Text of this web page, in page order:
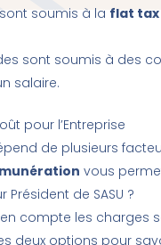
soumis à la flat tax
sont soumis à des
salaire.
pour l’Entreprise
de plusieurs
vous
de SASU ?
compte les charges
deux options pour